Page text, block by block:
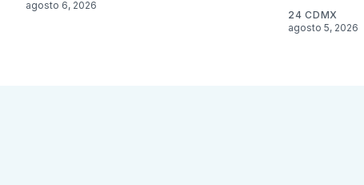
agosto 6, 2026
24 CDMX
agosto 5, 2026